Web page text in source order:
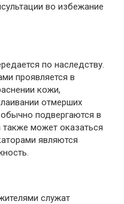
во избежание
по наследству.
проявляется в
кожи,
отмерших
подвергаются в
может оказаться
являются
служат